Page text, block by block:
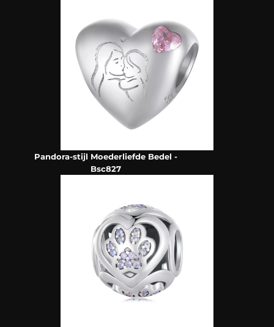
Pandora-stijl Moederliefde Bedel -
Bsc827